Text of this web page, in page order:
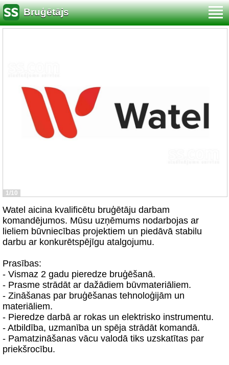
Bruģētājs
1/10
Watel aicina kvalificētu bruģētāju darbam
komandējumos. Mūsu uzņēmums nodarbojas ar
lieliem būvniecības projektiem un piedāvā stabilu
darbu ar konkurētspējīgu atalgojumu.
Prasības:
- Vismaz 2 gadu pieredze bruģēšanā.
- Prasme strādāt ar dažādiem būvmateriāliem.
- Zināšanas par bruģēšanas tehnoloģijām un
materiāliem.
- Pieredze darbā ar rokas un elektrisko instrumentu.
- Atbildība, uzmanība un spēja strādāt komandā.
- Pamatzināšanas vācu valodā tiks uzskatītas par
priekšrocību.